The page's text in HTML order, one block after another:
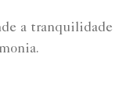
a tranquilidade